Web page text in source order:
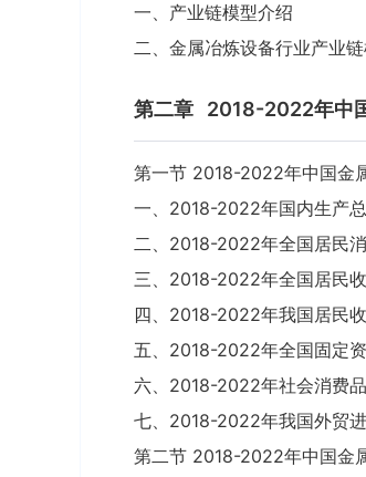
一、产业链模型介绍
二、金属冶炼设备行业产业
第二章 2018-2022年中
第一节 2018-2022年中国金
一、2018-2022年国内生产
二、2018-2022年全国居民
三、2018-2022年全国居民
四、2018-2022年我国居民
五、2018-2022年全国固定资
六、2018-2022年社会消费
七、2018-2022年我国外贸
第二节 2018-2022年中国金